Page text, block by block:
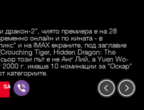
2", чиято премиера е на 28
онлайн и по кината - в
и на IMAX екраните, под заглавие
Tiger, Hidden Dragon: The
този път е не Анг Лий, а Yuen Wo-
2000 г. имаше 10 номинации за "Оскар"
категориите.
SAVE